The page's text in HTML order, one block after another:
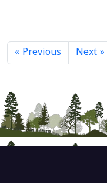
« Previous Next »